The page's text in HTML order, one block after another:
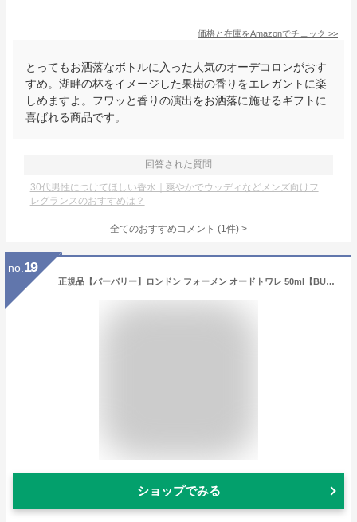
価格と在庫をAmazonでチェック >>
とってもお洒落なボトルに入った人気のオーデコロンがおす
すめ。湖畔の林をイメージした果樹の香りをエレガントに楽
しめますよ。フワッと香りの演出をお洒落に施せるギフトに
喜ばれる商品です。
回答された質問
30代男性につけてほしい香水｜爽やかでウッディなどメンズ向けフ
レグランスのおすすめは？
全てのおすすめコメント (1件) >
no. 19
正規品【バーバリー】ロンドン フォーメン オードトワレ 50ml【BURBERRY】Burberry London FOR MEN EDT 50ml【香水・フレグランス:フルボトル:メンズ・男性用】【バーバリー香水ロンドン】
ショップでみる